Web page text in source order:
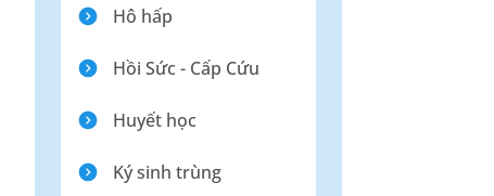
Hô hấp
Hồi Sức - Cấp Cứu
Huyết học
Ký sinh trùng